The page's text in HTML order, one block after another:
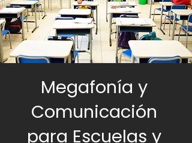
Megafonía y
Comunicación
para Escuelas y